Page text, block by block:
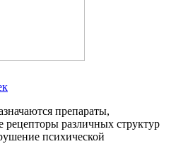
препараты,
различных структур
психической